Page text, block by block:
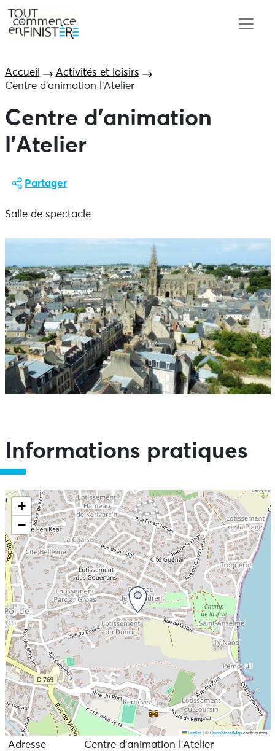
Accueil
Activités et loisirs
Centre d’animation l’Atelier
Centre d’animation
l’Atelier
Partager
Salle de spectacle
Informations pratiques
+
−
Leaflet |©OpenStreetMapcontributors
Adresse
Centre d’animation l’Atelier